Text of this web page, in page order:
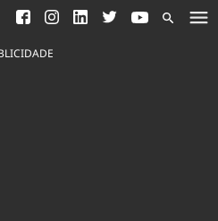
Saneamento
Indicadores